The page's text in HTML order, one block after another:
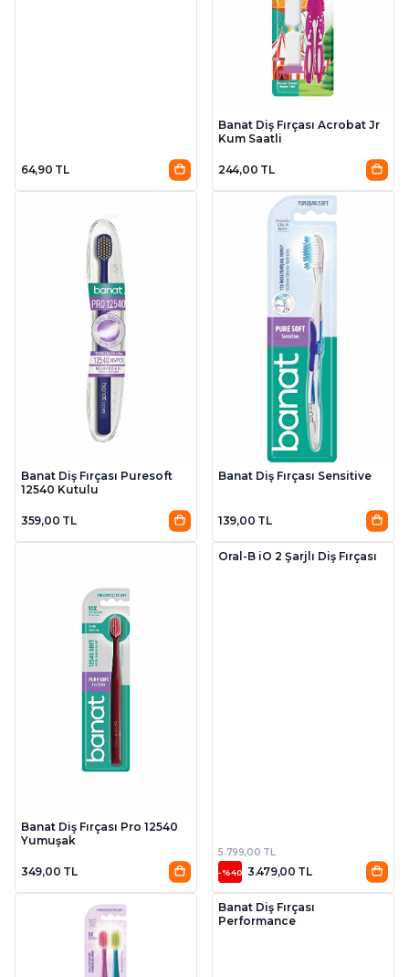
64,90 TL
Banat Diş Fırçası Acrobat Jr
Kum Saatli
244,00 TL
Banat Diş Fırçası Puresoft
12540 Kutulu
359,00 TL
Banat Diş Fırçası Sensitive
139,00 TL
Banat Diş Fırçası Pro 12540
Yumuşak
349,00 TL
Oral-B iO 2 Şarjlı Diş Fırçası
5.799,00 TL
-%40 3.479,00 TL
Banat Diş Fırçası
Performance